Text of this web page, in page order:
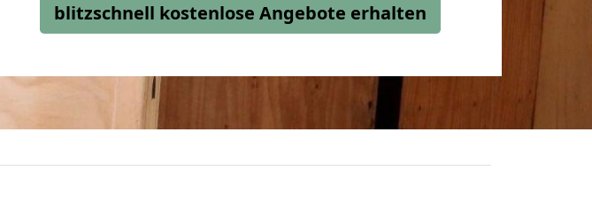
blitzschnell kostenlose Angebote erhalten